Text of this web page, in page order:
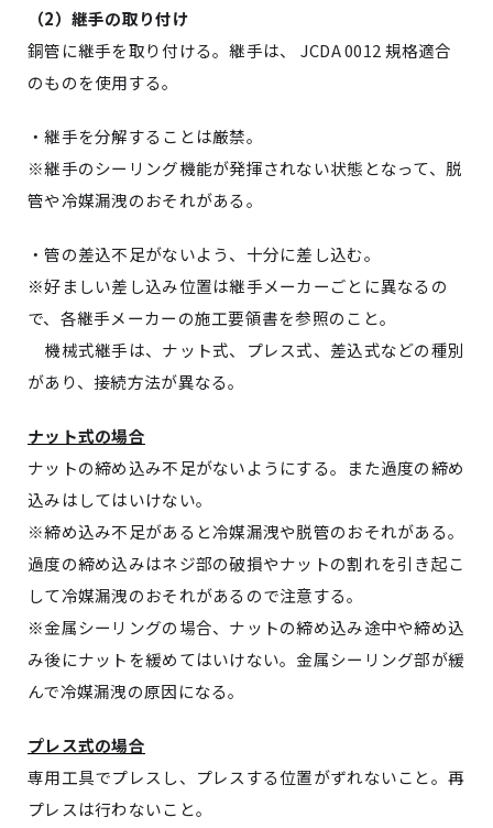
（2） 継手の取り付け
銅管に継手を取り付ける。継手は、 JCDA 0012 規格適合
のものを使用する。
・継手を分解することは厳禁。
※継手のシーリング機能が発揮されない状態となって、脱
管や冷媒漏洩のおそれがある。
・管の差込不足がないよう、十分に差し込む。
※好ましい差し込み位置は継手メーカーごとに異なるの
で、各継手メーカーの施工要領書を参照のこと。
機械式継手は、ナット式、プレス式、差込式などの種別
があり、接続方法が異なる。
ナット式の場合
ナットの締め込み不足がないようにする。また過度の締め
込みはしてはいけない。
※締め込み不足があると冷媒漏洩や脱管のおそれがある。
過度の締め込みはネジ部の破損やナットの割れを引き起こ
して冷媒漏洩のおそれがあるので注意する。
※金属シーリングの場合、ナットの締め込み途中や締め込
み後にナットを緩めてはいけない。金属シーリング部が緩
んで冷媒漏洩の原因になる。
プレス式の場合
専用工具でプレスし、プレスする位置がずれないこと。再
プレスは行わないこと。